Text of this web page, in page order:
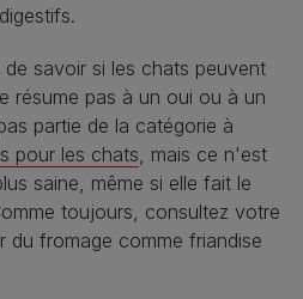
savoir si les chats peuvent
résume pas à un oui ou à un
partie de la catégorie à
pour les chats , mais ce n'est
saine, même si elle fait le
toujours, consultez votre
du fromage comme friandise